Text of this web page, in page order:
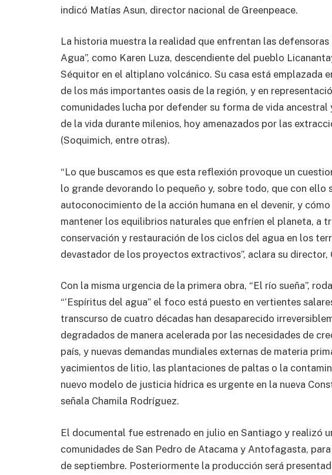
indicó Matías Asun, director nacional de Greenpeace.
La historia muestra la realidad que enfrentan las
Agua”, como Karen Luza, descendiente del pueblo
Séquitor en el altiplano volcánico. Su casa está emplazada
de los más importantes oasis de la región, y en
comunidades lucha por defender su forma de vida
de la vida durante milenios, hoy amenazados por las
(Soquimich, entre otras).
“Lo que buscamos es que esta reflexión provoque un
lo grande devorando lo pequeño y, sobre todo, que con ello
autoconocimiento de la acción humana en el devenir, y
mantener los equilibrios naturales que enfríen el planeta, a
conservación y restauración de los ciclos del agua en los
devastador de los proyectos extractivos”, aclara su director,
Con la misma urgencia de la primera obra, “El río sueña”,
“‘Espíritus del agua” el foco está puesto en vertientes
transcurso de cuatro décadas han desaparecido
degradados de manera acelerada por las necesidades de
país, y nuevas demandas mundiales externas de materia
yacimientos de litio, las plantaciones de paltas o la
nuevo modelo de justicia hídrica es urgente en la nueva
señala Chamila Rodríguez.
El documental fue estrenado en julio en Santiago y realizó
comunidades de San Pedro de Atacama y Antofagasta,
de septiembre. Posteriormente la producción será